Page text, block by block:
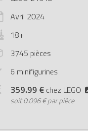
Avril 2024
18+
3745 pièces
6 minifigurines
359.99 € chez LEGO
soit0.096 € par pièce